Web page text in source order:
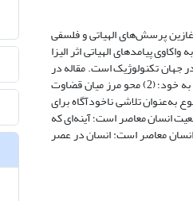
پرسش‌های الهیاتی و فلسفی
پیامدهای الهیاتی اثر الیزا
جهان تکنولوژیک است. مقاله در
سه محور به تحلیل این پدیده می‌پردازد: (1) تمایل انسان به انسان‌انگاری فناوری به‌عنوان نشانه‌ای از میل خلاق انسان برای ساخت موجودی شبیه به خود؛ (2) محو مرز میان قضاوت
خداگونه در آینه مصنوع به‌عنوان تلاشی ناخودآگاه برای
انسان معاصر است؛ آینه‌ای که
انسان معاصر است: انسان در عصر